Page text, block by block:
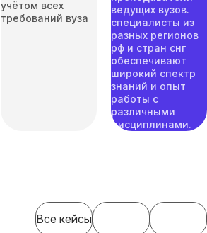
учётом всех
требований вуза
ведущих вузов.
специалисты из
разных регионов
рф и стран снг
обеспечивают
широкий спектр
знаний и опыт
работы с
различными
дисциплинами.
Все кейсы